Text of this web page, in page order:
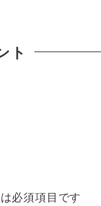
ト
必須項目です